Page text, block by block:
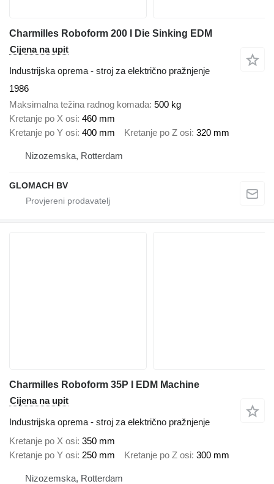
Charmilles Roboform 200 I Die Sinking EDM
Cijena na upit
Industrijska oprema - stroj za električno pražnjenje
1986
Maksimalna težina radnog komada 500 kg
Kretanje po X osi 460 mm
Kretanje po Y osi 400 mm Kretanje po Z osi 320 mm
Nizozemska, Rotterdam
GLOMACH BV
Charmilles Roboform 35P I EDM Machine
Cijena na upit
Industrijska oprema - stroj za električno pražnjenje
Kretanje po X osi 350 mm
Kretanje po Y osi 250 mm Kretanje po Z osi 300 mm
Nizozemska, Rotterdam